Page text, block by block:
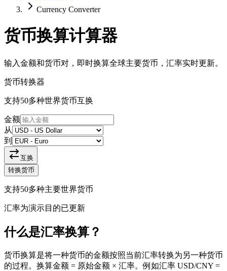
Currency Converter
货币换算计算器
输入金额和货币对，即时换算全球主要货币，汇率实时更新。
货币转换器
支持50多种世界货币互换
金额
从
到
互换
转换货币
支持50多种主要世界货币
汇率为演示目的已更新
什么是汇率换算？
货币换算是将一种货币的金额按照当前汇率转换为另一种货币
的过程。换算金额 = 原始金额 × 汇率。例如汇率 USD/CNY =